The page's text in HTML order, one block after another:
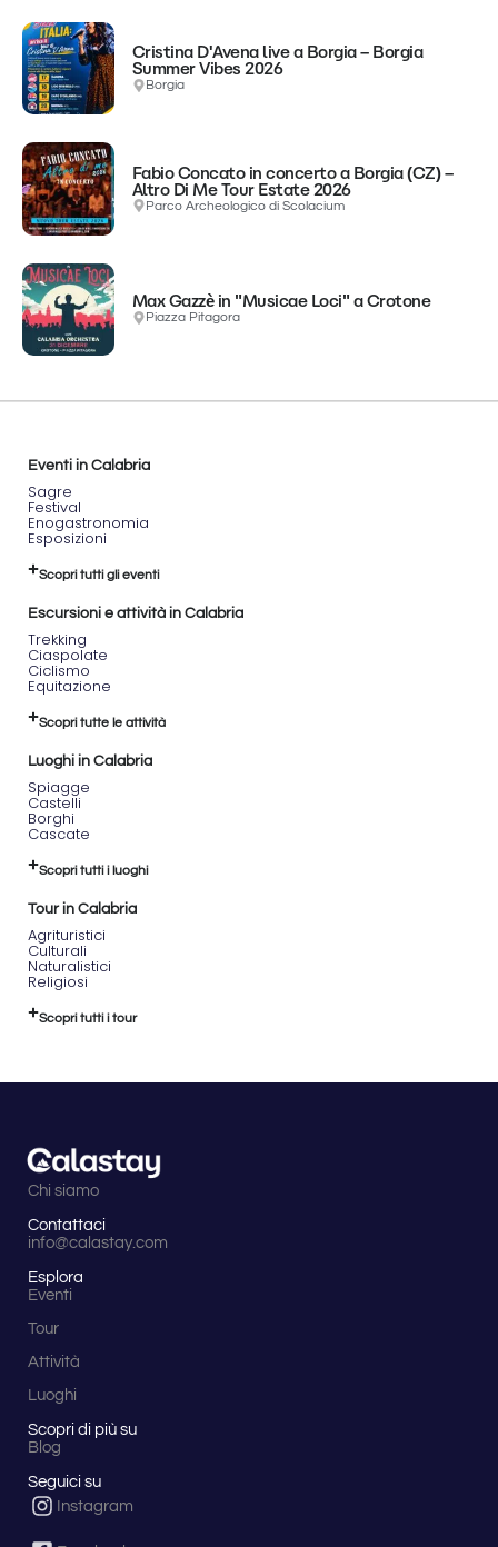
Cristina D'Avena live a Borgia – Borgia
Summer Vibes 2026
Borgia
Fabio Concato in concerto a Borgia (CZ) –
Altro Di Me Tour Estate 2026
Parco Archeologico di Scolacium
Max Gazzè in "Musicae Loci" a Crotone
Piazza Pitagora
Eventi in Calabria
Sagre
Festival
Enogastronomia
Esposizioni
Scopri tutti gli eventi
Escursioni e attività in Calabria
Trekking
Ciaspolate
Ciclismo
Equitazione
Scopri tutte le attività
Luoghi in Calabria
Spiagge
Castelli
Borghi
Cascate
Scopri tutti i luoghi
Tour in Calabria
Agrituristici
Culturali
Naturalistici
Religiosi
Scopri tutti i tour
Chi siamo
Contattaci
info@calastay.com
Esplora
Eventi
Tour
Attività
Luoghi
Scopri di più su
Blog
Seguici su
Instagram